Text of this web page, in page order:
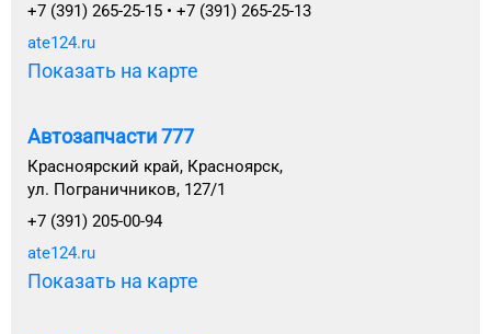
+7 (391) 265-25-15 • +7 (391) 265-25-13
ate124.ru
Показать на карте
Автозапчасти 777
Красноярский край, Красноярск,
ул. Пограничников, 127/1
+7 (391) 205-00-94
ate124.ru
Показать на карте